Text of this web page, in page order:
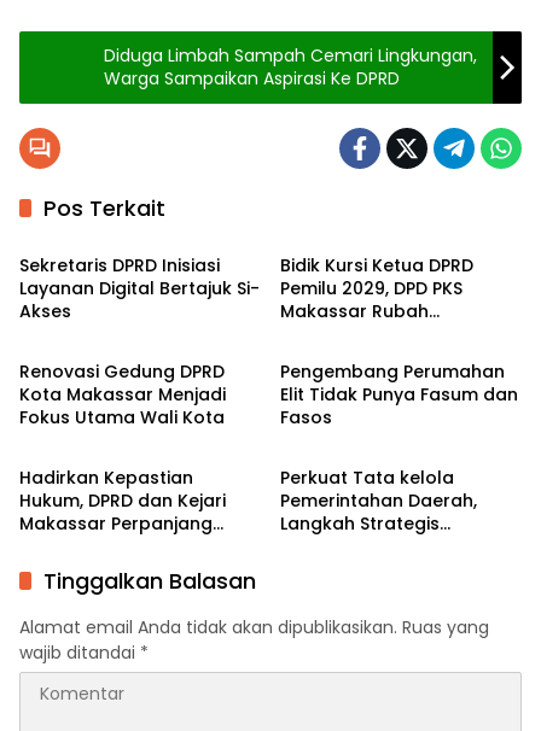
Diduga Limbah Sampah Cemari Lingkungan,
Warga Sampaikan Aspirasi Ke DPRD
Pos Terkait
Politik
Sekretaris DPRD Inisiasi
Layanan Digital Bertajuk Si-
Akses
Bidik Kursi Ketua DPRD
Pemilu 2029, DPD PKS
Makassar Rubah
Politik
Renovasi Gedung DPRD
Kota Makassar Menjadi
Fokus Utama Wali Kota
Politik
Pengembang Perumahan
Elit Tidak Punya Fasum dan
Fasos
Politik
Hadirkan Kepastian
Hukum, DPRD dan Kejari
Makassar Perpanjang
Politik
Perkuat Tata kelola
Pemerintahan Daerah,
Langkah Strategis
Tinggalkan Balasan
Alamat email Anda tidak akan dipublikasikan. Ruas yang
wajib ditandai *